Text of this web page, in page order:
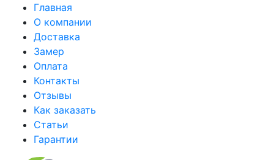
Главная
О компании
Доставка
Замер
Оплата
Контакты
Отзывы
Как заказать
Статьи
Гарантии